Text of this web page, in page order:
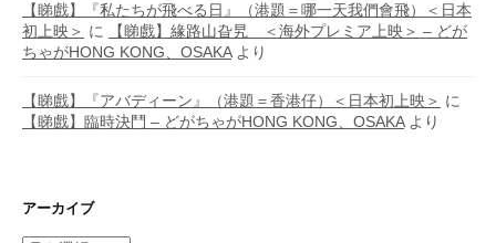
【睇戲】『私たちが飛べる日』（港題＝哪一天我們會飛）＜日本
初上映＞ に
【睇戲】緣路山旮旯 ＜海外プレミア上映＞ – どが
ちゃがHONG KONG、OSAKAより
【睇戲】『アバディーン』（港題＝香港仔）＜日本初上映＞ に
【睇戲】臨時決鬥 – どがちゃがHONG KONG、OSAKAより
アーカイブ